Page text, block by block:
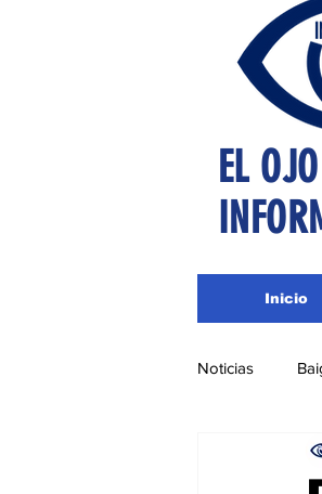
EL OJO
Inicio
Noticias
Nacionales